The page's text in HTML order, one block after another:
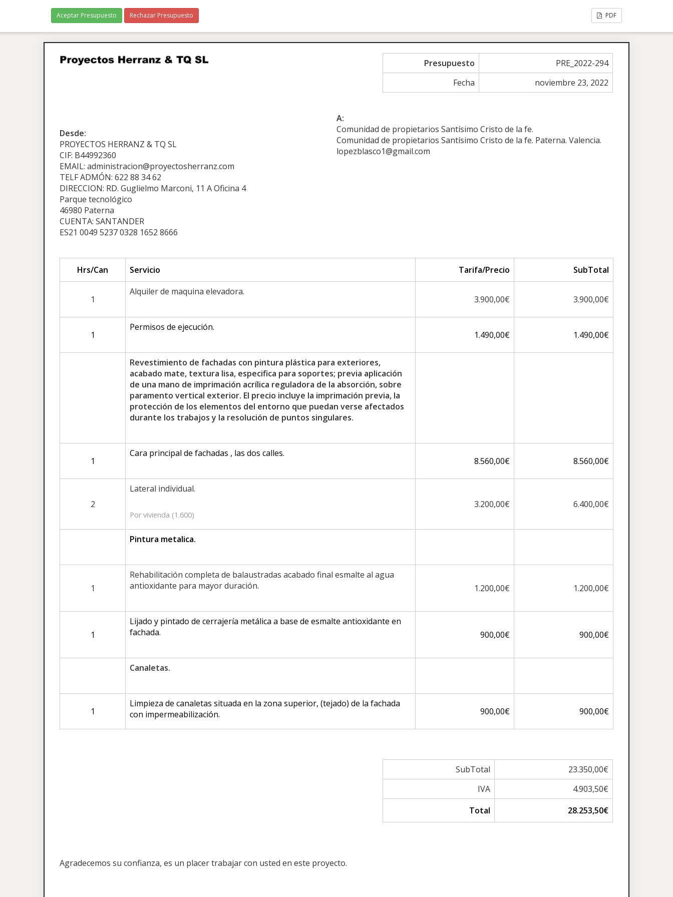
Aceptar Presupuesto Rechazar Presupuesto PDF
Presupuesto
PRE_2022-294
Fecha
noviembre 23, 2022
Desde:
PROYECTOS HERRANZ & TQ SL
CIF: B44992360
EMAIL: administracion@proyectosherranz.com
TELF ADMÓN: 622 88 34 62
DIRECCION: RD. Guglielmo Marconi, 11 A Oficina 4
Parque tecnológico
46980 Paterna
CUENTA: SANTANDER
ES21 0049 5237 0328 1652 8666
A:
Comunidad de propietarios Santísimo Cristo de la fe.
Comunidad de propietarios Santísimo Cristo de la fe. Paterna. Valencia.
lopezblasco1@gmail.com
Hrs/Can Servicio Tarifa/Precio SubTotal
1
Alquiler de maquina elevadora.
3.900,00€ 3.900,00€
1
Permisos de ejecución.
1.490,00€ 1.490,00€
Revestimiento de fachadas con pintura plástica para exteriores,
acabado mate, textura lisa, especifica para soportes; previa aplicación
de una mano de imprimación acrílica reguladora de la absorción, sobre
paramento vertical exterior. El precio incluye la imprimación previa, la
protección de los elementos del entorno que puedan verse afectados
durante los trabajos y la resolución de puntos singulares.
1
Cara principal de fachadas , las dos calles.
8.560,00€ 8.560,00€
2
Lateral individual.
Por vivienda (1.600)
3.200,00€ 6.400,00€
Pintura metalica.
1
Rehabilitación completa de balaustradas acabado final esmalte al agua
antioxidante para mayor duración.
1.200,00€ 1.200,00€
1
Lijado y pintado de cerrajería metálica a base de esmalte antioxidante en
fachada.
900,00€ 900,00€
Canaletas.
1
Limpieza de canaletas situada en la zona superior, (tejado) de la fachada
con impermeabilización.
900,00€ 900,00€
SubTotal
23.350,00€
IVA
4.903,50€
Total
28.253,50€
Agradecemos su confianza, es un placer trabajar con usted en este proyecto.